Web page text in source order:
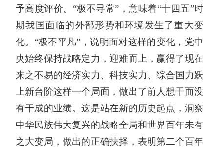
予高度评价。“极不寻常”，意味着“十四五”时
期我国面临的外部形势和环境发生了重大变
化。“极不平凡”，说明面对这样的变化，党中
央始终保持战略定力，迎难而上，赢得了现在
来之不易的经济实力、科技实力、综合国力跃
上新台阶这样一个局面，做出了前人想干而没
有干成的业绩。这是站在新的历史起点，洞察
中华民族伟大复兴的战略全局和世界百年未有
之大变局，做出的正确抉择，表明第二个百年